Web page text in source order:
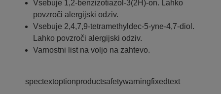
Vsebuje 1,2-benzizotiazol-3(2H)-on. Lahko
povzroči alergijski odziv.
Vsebuje 2,4,7,9-tetramethyldec-5-yne-4,7-diol.
Lahko povzroči alergijski odziv.
Varnostni list na voljo na zahtevo.
spectextoptionproductsafetywarningfixedtext